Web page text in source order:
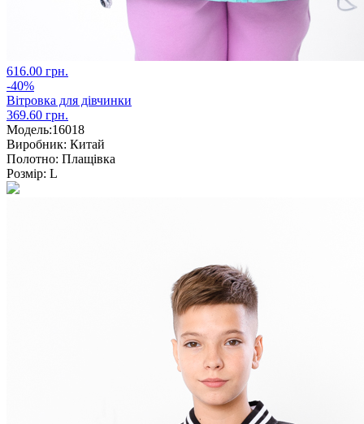
616.00 грн.
-40%
Вітровка для дівчинки
369.60 грн.
Модель:16018
Виробник: Китай
Полотно: Плащівка
Розмір: L